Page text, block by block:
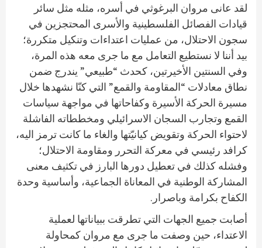
لقد عانى مروان البرغوثي في أسره، مثله مثل سائر
قيادات الفصائل الفلسطينية والأسرى المحتجزين في
سجون الاحتلال، من عمليات اعتداءات وتنكيل متكررة؛
بيد أننا لا نستطيع التعامل مع ما جرى معه هذه المرة،
وفي السنتين الأخيرتين، كحدث “طبيعي” يندرج ضمن
نطاق معادلات “المقاومة والقمع” التي كنّا نشهدها خلال
مسيرة الحركة الأسيرة وكفاحاتها في مواجهة سياسات
القمع وتجارب السجان الاسرائيلي ومخططاته الفاشلة
لاحتواء الحركة وتقويض كيانيّتها والغاء ما كانت ترمز اليه،
كرافد رئيسي في معركة التحرر ومقاومة الاحتلال؛
وفشله كذلك في تعطيل دورها البارز في تكثيف معنى
المشاركة الوطنية في المعاناة الجماعية، وأساسية وحدة
الكفاح بكرامة وباصرار.
أصابت جميع الجهات التي تطرقت ببياناتها لعملية
الاعتداء، حين وصفت ما جرى مع مروان كمحاولة